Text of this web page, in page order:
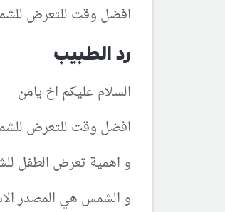
افضل وقت للتعرض
رد الطبيب
السلام عليكم اخ يامن
افضل وقت للتعرض
و اهمية تعرض الطفل
و الشمس هي المصدر